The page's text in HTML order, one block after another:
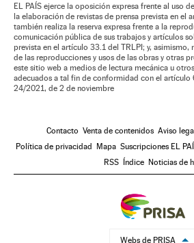
EL PAÍS ejerce la oposición expresa frente al uso
la elaboración de revistas de prensa prevista en el
también realiza la reserva expresa frente a la
comunicación pública de sus trabajos y artículos
prevista en el artículo 33.1 del TRLPI; y, asimismo,
de las reproducciones y usos de las obras y otras
este sitio web a medios de lectura mecánica u
adecuados a tal fin de conformidad con el artículo
24/2021, de 2 de noviembre
Contacto Venta de contenidos Aviso
Política de privacidad Mapa Suscripciones EL
RSS Índice Noticias de
Webs de PRISA